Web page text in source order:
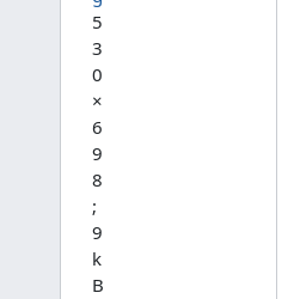
5
3
0
×
6
9
8
;
9
k
B